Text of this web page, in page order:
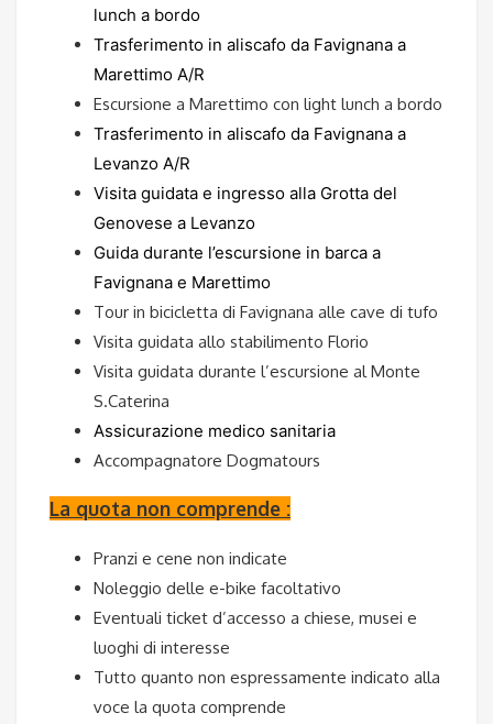
lunch a bordo
Trasferimento in aliscafo da Favignana a
Marettimo A/R
Escursione a Marettimo con light lunch a bordo
Trasferimento in aliscafo da Favignana a
Levanzo A/R
Visita guidata e ingresso alla Grotta del
Genovese a Levanzo
Guida durante l’escursione in barca a
Favignana e Marettimo
Tour in bicicletta di Favignana alle cave di tufo
Visita guidata allo stabilimento Florio
Visita guidata durante l’escursione al Monte
S.Caterina
Assicurazione medico sanitaria
Accompagnatore Dogmatours
La quota non comprende :
Pranzi e cene non indicate
Noleggio delle e-bike facoltativo
Eventuali ticket d’accesso a chiese, musei e
luoghi di interesse
Tutto quanto non espressamente indicato alla
voce la quota comprende